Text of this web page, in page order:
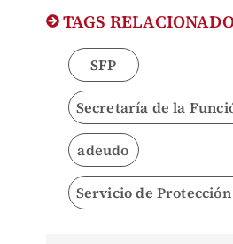
TAGS
SFP
Secretaría de la
adeudo
Servicio de